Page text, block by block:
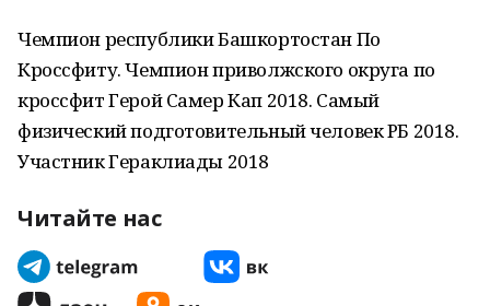
Чемпион республики Башкортостан По
Кроссфиту. Чемпион приволжского округа по
кроссфит Герой Самер Кап 2018. Самый
физический подготовительный человек РБ 2018.
Участник Гераклиады 2018
Читайте нас